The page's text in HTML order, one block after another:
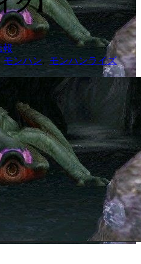
報
モンハン モンハンライズ